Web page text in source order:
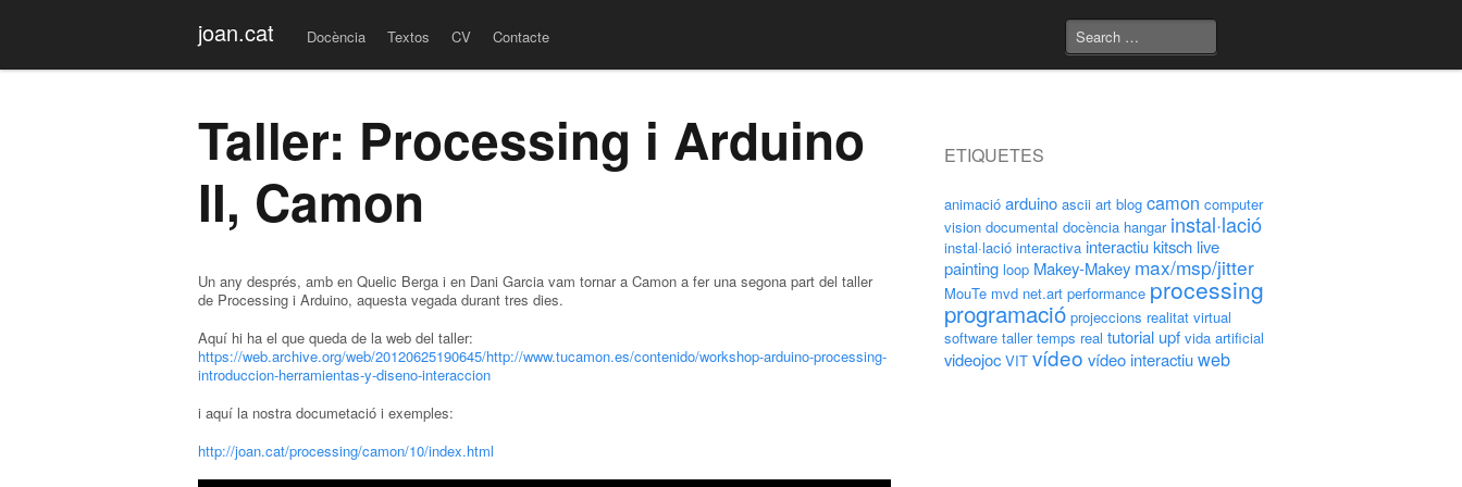
joan.cat Menu
Docència Textos CV Contacte
Taller: Processing i Arduino
II, Camon
Un any després, amb en Quelic Berga i en Dani Garcia vam tornar a Camon a fer una segona part del taller
de Processing i Arduino, aquesta vegada durant tres dies.
Aquí hi ha el que queda de la web del taller:
https://web.archive.org/web/20120625190645/http://www.tucamon.es/contenido/workshop-arduino-processing-
introduccion-herramientas-y-diseno-interaccion
i aquí la nostra documetació i exemples:
http://joan.cat/processing/camon/10/index.html
ETIQUETES
animació arduino ascii art blog camon computer
vision documental docència hangar instal·lació
instal·lació interactiva interactiukitsch live
painting loop Makey-Makey max/msp/jitter
MouTe mvd net.art performance processing
programació projeccions realitat virtual
software taller temps real tutorial upf vida artificial
videojoc VIT vídeo vídeo interactiuweb